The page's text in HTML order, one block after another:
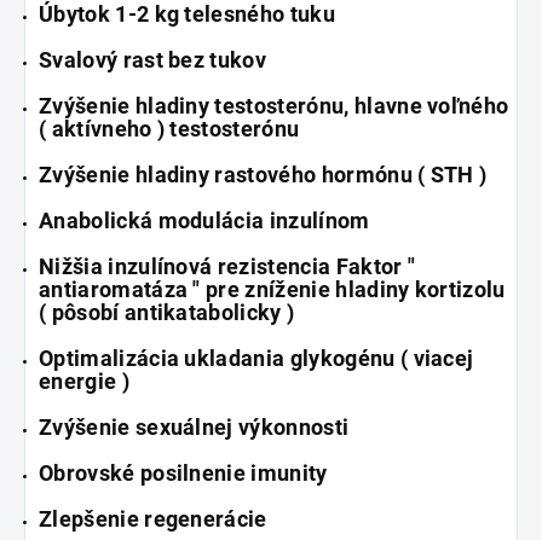
Úbytok 1-2 kg telesného tuku
Svalový rast bez tukov
Zvýšenie hladiny testosterónu, hlavne voľného
( aktívneho ) testosterónu
Zvýšenie hladiny rastového hormónu ( STH )
Anabolická modulácia inzulínom
Nižšia inzulínová rezistencia Faktor "
antiaromatáza " pre zníženie hladiny kortizolu
( pôsobí antikatabolicky )
Optimalizácia ukladania glykogénu ( viacej
energie )
Zvýšenie sexuálnej výkonnosti
Obrovské posilnenie imunity
Zlepšenie regenerácie